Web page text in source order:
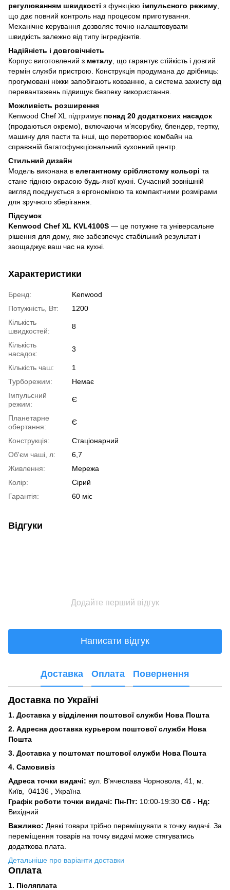
регулюванням швидкості з функцією імпульсного режиму
що дає повний контроль над процесом приготування.
Механічне керування дозволяє точно налаштовувати
швидкість залежно від типу інгредієнтів.
Надійність і довговічність
Корпус виготовлений з металу , що гарантує стійкість і довгий
термін служби пристрою. Конструкція продумана до дрібниць:
прогумовані ніжки запобігають ковзанню, а система захисту від
перевантажень підвищує безпеку використання.
Можливість розширення
Kenwood Chef XL підтримує понад 20 додаткових насадок
(продаються окремо), включаючи м’ясорубку, блендер, тертку,
машину для пасти та інші, що перетворює комбайн на
справжній багатофункціональний кухонний центр.
Стильний дизайн
Модель виконана в елегантному сріблястому кольорі та
стане гідною окрасою будь-якої кухні. Сучасний зовнішній
вигляд поєднується з ергономікою та компактними розмірами
для зручного зберігання.
Підсумок
Kenwood Chef XL KVL4100S — це потужне та універсальне
рішення для дому, яке забезпечує стабільний результат і
заощаджує ваш час на кухні.
Характеристики
Бренд:
Kenwood
Потужність, Вт:
1200
Кількість
швидкостей:
8
Кількість
насадок:
3
Кількість чаш:
1
Турборежим:
Немає
Імпульсний
режим:
Є
Планетарне
обертання:
Є
Конструкція:
Стаціонарний
Об'єм чаші, л:
6,7
Живлення:
Мережа
Колір:
Сірий
Гарантія:
60 міс
Відгуки
Додайте перший відгук
Написати відгук
Доставка Оплата Повернення
Доставка по Україні
1. Доставка у відділення поштової служби Нова Пошта
2. Адресна доставка курьером поштової служби Нова
Пошта
3. Доставка у поштомат поштової служби Нова Пошта
4. Самовивіз
Адреса точки видачі: вул. В'ячеслава Чорновола, 41, м.
Київ,
04136 , Україна
Графік роботи точки видачі: Пн-Пт: 10:00-19:30 Сб - Нд:
Вихідний
Важливо: Деякі товари трібно переміщувати в точку видачі. За
переміщення товарів на точку видачі може стягуватись
додаткова плата.
Детальніше про варіанти доставки
Оплата
1. Післяплата